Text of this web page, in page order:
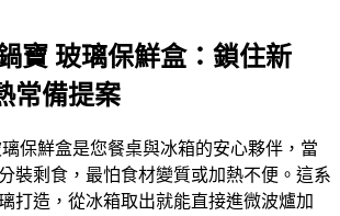
寶 玻璃保鮮盒：鎖住新
常備提案
璃保鮮盒是您餐桌與冰箱的安心夥伴，當
裝剩食，最怕食材變質或加熱不便。這系
打造，從冰箱取出就能直接進微波爐加